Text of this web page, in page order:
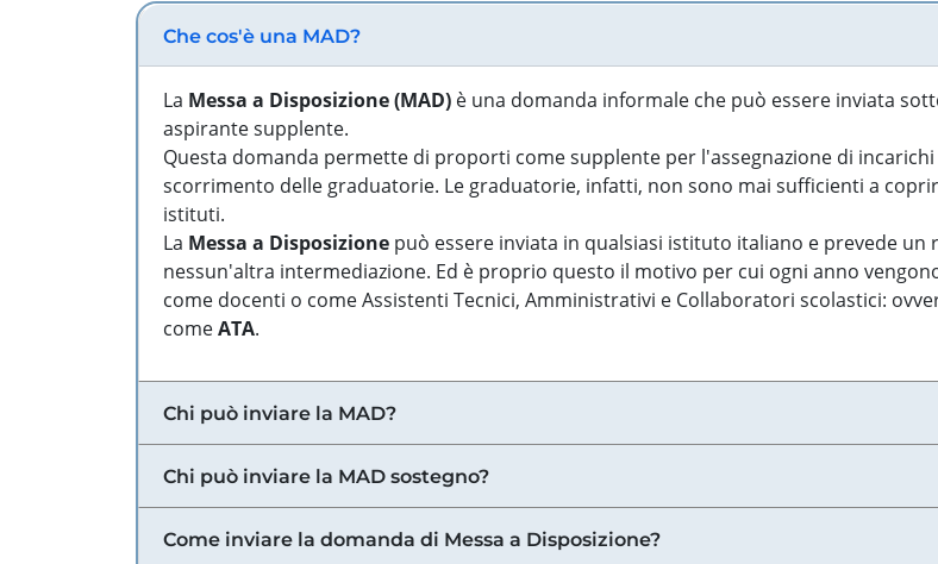
Che cos'è una MAD?
La Messa a Disposizione (MAD) è una domanda informale che può essere inviata
aspirante supplente.
Questa domanda permette di proporti come supplente per l'assegnazione di
scorrimento delle graduatorie. Le graduatorie, infatti, non sono mai sufficienti a
istituti.
La Messa a Disposizione può essere inviata in qualsiasi istituto italiano e prevede
nessun'altra intermediazione. Ed è proprio questo il motivo per cui ogni anno
come docenti o come Assistenti Tecnici, Amministrativi e Collaboratori scolastici:
comeATA.
Chi può inviare la MAD?
Chi può inviare la MAD sostegno?
Come inviare la domanda di Messa a Disposizione?